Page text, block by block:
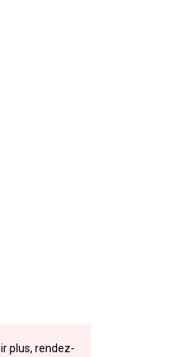
plus, rendez-